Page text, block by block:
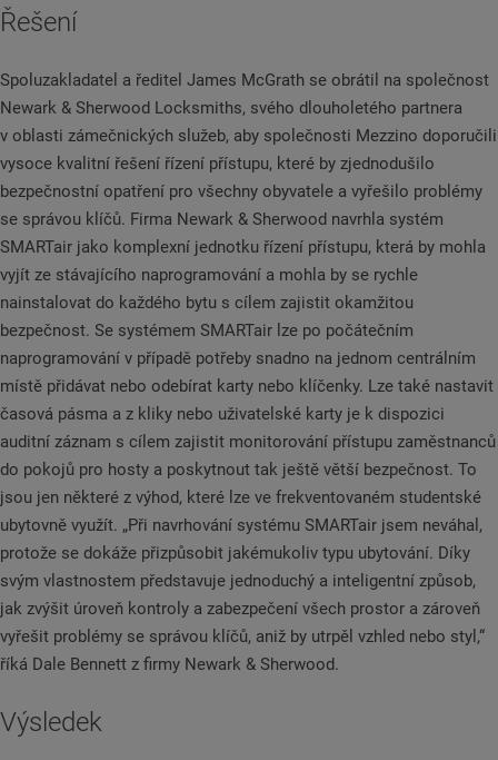
Řešení
Spoluzakladatel a ředitel James McGrath se obrátil na společnost
Newark & Sherwood Locksmiths, svého dlouholetého partnera
v oblasti zámečnických služeb, aby společnosti Mezzino doporučili
vysoce kvalitní řešení řízení přístupu, které by zjednodušilo
bezpečnostní opatření pro všechny obyvatele a vyřešilo problémy
se správou klíčů. Firma Newark & Sherwood navrhla systém
SMARTair jako komplexní jednotku řízení přístupu, která by mohla
vyjít ze stávajícího naprogramování a mohla by se rychle
nainstalovat do každého bytu s cílem zajistit okamžitou
bezpečnost. Se systémem SMARTair lze po počátečním
naprogramování v případě potřeby snadno na jednom centrálním
místě přidávat nebo odebírat karty nebo klíčenky. Lze také nastavit
časová pásma a z kliky nebo uživatelské karty je k dispozici
auditní záznam s cílem zajistit monitorování přístupu zaměstnanců
do pokojů pro hosty a poskytnout tak ještě větší bezpečnost. To
jsou jen některé z výhod, které lze ve frekventovaném studentské
ubytovně využít. „Při navrhování systému SMARTair jsem neváhal,
protože se dokáže přizpůsobit jakémukoliv typu ubytování. Díky
svým vlastnostem představuje jednoduchý a inteligentní způsob,
jak zvýšit úroveň kontroly a zabezpečení všech prostor a zároveň
vyřešit problémy se správou klíčů, aniž by utrpěl vzhled nebo styl,“
říká Dale Bennett z firmy Newark & Sherwood.
Výsledek